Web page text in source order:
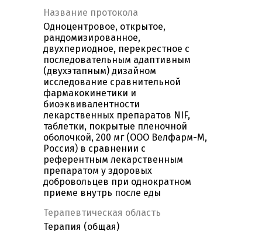
Название протокола
Одноцентровое, открытое,
рандомизированное,
двухпериодное, перекрестное c
последовательным адаптивным
(двухэтапным) дизайном
исследование сравнительной
фармакокинетики и
биоэквивалентности
лекарственных препаратов NIF,
таблетки, покрытые пленочной
оболочкой, 200 мг (ООО Велфарм-М,
Россия) в сравнении с
референтным лекарственным
препаратом у здоровых
добровольцев при однократном
приеме внутрь после еды
Терапевтическая область
Терапия (общая)